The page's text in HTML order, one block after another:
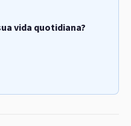
vida quotidiana?